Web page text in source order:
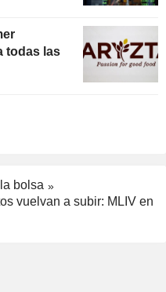
todas las
bolsa
vuelvan a subir: MLIV en